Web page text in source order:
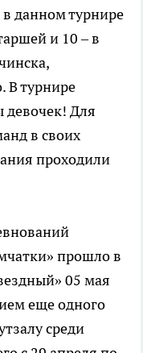
данном турнире
и 10 – в
В турнире
девочек! Для
в своих
проходили
прошло в
05 мая
еще одного
среди